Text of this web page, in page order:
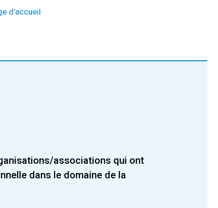
d'accueil
associations qui ont
dans le domaine de la